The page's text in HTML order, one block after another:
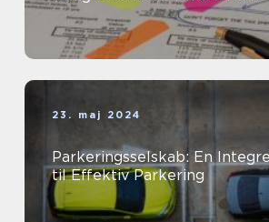
23. maj 2024
Parkeringsselskab: En
til Effektiv Parkering